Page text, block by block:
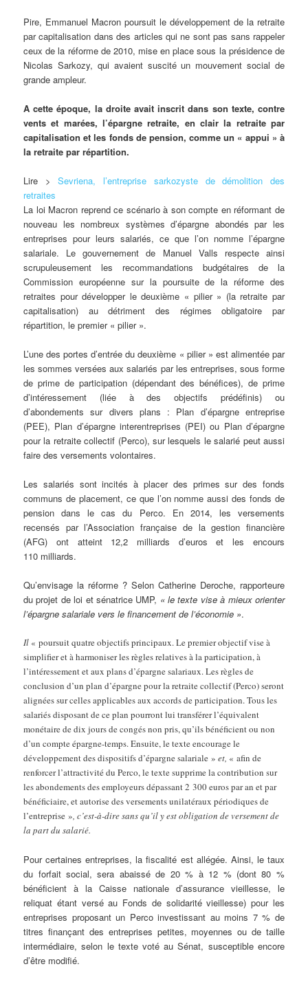
Pire, Emmanuel Macron poursuit le développement de la retraite
par capitalisation dans des articles qui ne sont pas sans rappeler
ceux de la réforme de 2010, mise en place sous la présidence de
Nicolas Sarkozy, qui avaient suscité un mouvement social de
grande ampleur.
A cette époque, la droite avait inscrit dans son texte, contre
vents et marées, l’épargne retraite, en clair la retraite par
capitalisation et les fonds de pension, comme un « appui » à
la retraite par répartition.
Lire >Sevriena, l’entreprise sarkozyste de démolition des
retraites
La loi Macron reprend ce scénario à son compte en réformant de
nouveau les nombreux systèmes d’épargne abondés par les
entreprises pour leurs salariés, ce que l’on nomme l’épargne
salariale. Le gouvernement de Manuel Valls respecte ainsi
scrupuleusement les recommandations budgétaires de la
Commission européenne sur la poursuite de la réforme des
retraites pour développer le deuxième « pilier » (la retraite par
capitalisation) au détriment des régimes obligatoire par
répartition, le premier « pilier ».
L’une des portes d’entrée du deuxième « pilier » est alimentée par
les sommes versées aux salariés par les entreprises, sous forme
de prime de participation (dépendant des bénéfices), de prime
d’intéressement (liée à des objectifs prédéfinis) ou
d’abondements sur divers plans : Plan d’épargne entreprise
(PEE), Plan d’épargne interentreprises (PEI) ou Plan d’épargne
pour la retraite collectif (Perco), sur lesquels le salarié peut aussi
faire des versements volontaires.
Les salariés sont incités à placer des primes sur des fonds
communs de placement, ce que l’on nomme aussi des fonds de
pension dans le cas du Perco. En 2014, les versements
recensés par l’Association française de la gestion financière
(AFG) ont atteint 12,2 milliards d’euros et les encours
110 milliards.
Qu’envisage la réforme ? Selon Catherine Deroche, rapporteure
du projet de loi et sénatrice UMP, « le texte vise à mieux orienter
l’épargne salariale vers le financement de l’économie ».
Il « poursuit quatre objectifs principaux. Le premier objectif vise à
simplifier et à harmoniser les règles relatives à la participation, à
l’intéressement et aux plans d’épargne salariaux. Les règles de
conclusion d’un plan d’épargne pour la retraite collectif (Perco) seront
alignées sur celles applicables aux accords de participation. Tous les
salariés disposant de ce plan pourront lui transférer l’équivalent
monétaire de dix jours de congés non pris, qu’ils bénéficient ou non
d’un compte épargne-temps. Ensuite, le texte encourage le
développement des dispositifs d’épargne salariale » et, « afin de
renforcer l’attractivité du Perco, le texte supprime la contribution sur
les abondements des employeurs dépassant 2 300 euros par an et par
bénéficiaire, et autorise des versements unilatéraux périodiques de
l’entreprise », c’est-à-dire sans qu’il y est obligation de versement de
la part du salarié.
Pour certaines entreprises, la fiscalité est allégée. Ainsi, le taux
du forfait social, sera abaissé de 20 % à 12 % (dont 80 %
bénéficient à la Caisse nationale d’assurance vieillesse, le
reliquat étant versé au Fonds de solidarité vieillesse) pour les
entreprises proposant un Perco investissant au moins 7 % de
titres finançant des entreprises petites, moyennes ou de taille
intermédiaire, selon le texte voté au Sénat, susceptible encore
d’être modifié.